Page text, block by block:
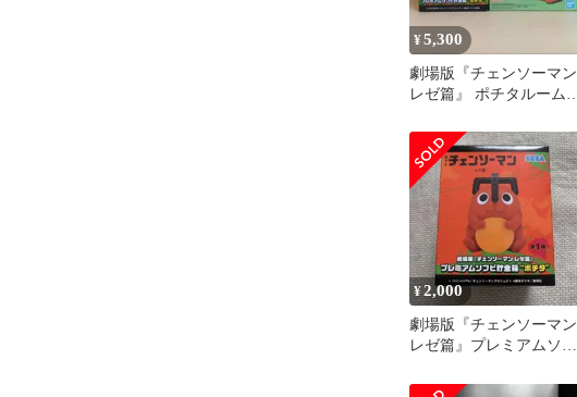
¥5,300
劇場版『チェンソーマン
レゼ篇』 ポチタルームラ
¥2,000
劇場版『チェンソーマン
レゼ篇』プレミアムソフ